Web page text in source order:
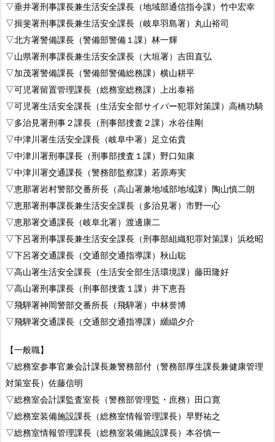
▽垂井署刑事課長兼生活安全課長（地域部通信指令課）竹中宏幸
▽揖斐署刑事課長兼生活安全課長（岐阜羽島署）丸山裕司
▽北方署警備課長（警備部警備１課）林一輝
▽山県署刑事課長兼生活安全課長（大垣署）吉田直弘
▽加茂署警備課長（警備部警備総務課）横山耕平
▽可児署留置管理課長（総務室総務課）上出泰裕
▽可児署生活安全課長（生活安全部サイバー犯罪対策課）高橋功騎
▽多治見署刑事２課長（刑事部捜査２課）水谷佳剛
▽中津川署生活安全課長（岐阜中署）足立佑貴
▽中津川署刑事課長（刑事部捜査１課）野口知康
▽中津川署交通課長（警務部監察課）若原寿実
▽恵那署岩村警部交番所長（高山署兼地域部地域課）陶山慎二朗
▽恵那署刑事課長兼生活安全課長（多治見署）市野一心
▽恵那署交通課長（岐阜北署）渡邊康二
▽下呂署刑事課長兼生活安全課長（刑事部組織犯罪対策課）浜稔昭
▽下呂署交通課長（交通部交通指導課）秋山聡
▽高山署生活安全課長（生活安全部生活環境課）藤田隆好
▽高山署刑事課長（刑事部捜査１課）井下恵吾
▽飛騨署神岡警部交番所長（飛騨署）中林誉博
▽飛騨署交通課長（交通部交通指導課）纐纈夕介
【一般職】
▽総務室参事官兼会計課長兼警務部付（警務部厚生課長兼健康管理
対策室長）佐藤信明
▽総務室会計課監査室長（警務部管理監・庶務）田口寛
▽総務室装備施設課長（総務室情報管理課長）早野祐之
▽総務室情報管理課長（総務室装備施設課長）本谷慎一